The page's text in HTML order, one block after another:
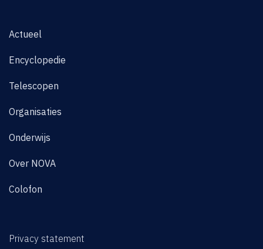
Actueel
Encyclopedie
Telescopen
Organisaties
Onderwijs
Over NOVA
Colofon
Privacy statement